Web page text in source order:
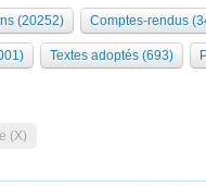
Bureau Collège des
(20252) Comptes-rendus
Textes adoptés (693)
(X)